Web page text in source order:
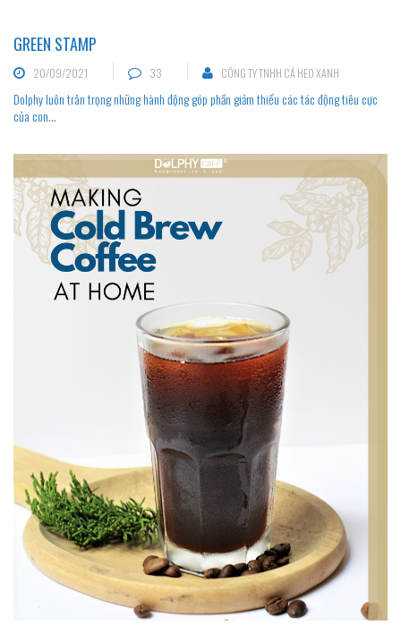
GREEN STAMP
20/09/2021 33 CÔNG TY TNHH CÁ HEO XANH
Dolphy luôn trân trọng những hành động góp phần giảm thiểu các tác động tiêu cực
của con...